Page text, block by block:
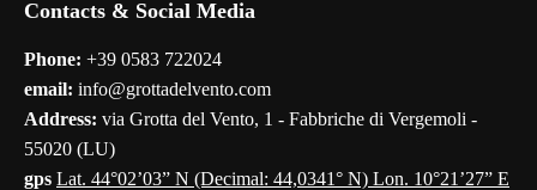
Contacts & Social Media
Phone: +39 0583 722024
email: info@grottadelvento.com
Address: via Grotta del Vento, 1 - Fabbriche di Vergemoli -
55020 (LU)
gps Lat. 44°02’03” N (Decimal: 44,0341° N) Lon. 10°21’27” E